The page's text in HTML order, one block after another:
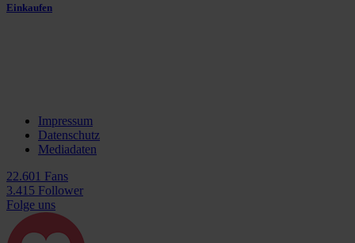
Einkaufen
Impressum
Datenschutz
Mediadaten
22.601 Fans
3.415 Follower
Folge uns